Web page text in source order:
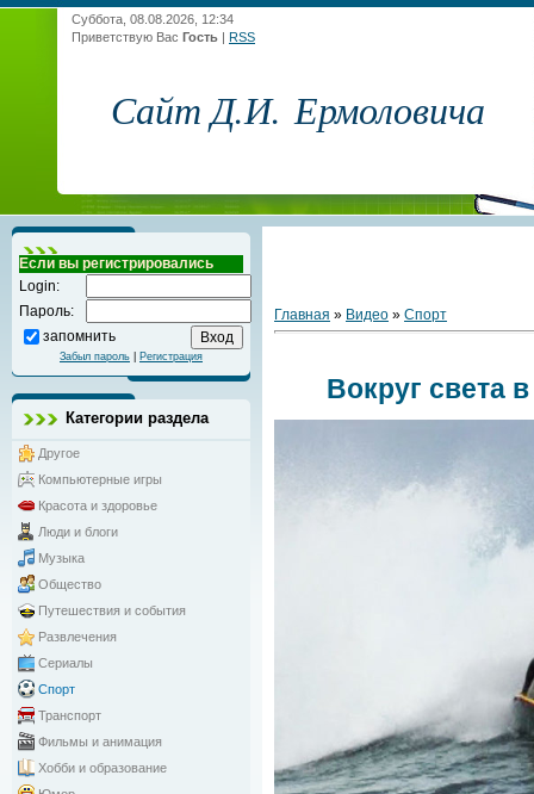
Суббота, 08.08.2026, 12:34
Приветствую Вас Гость | RSS
Сайт Д.И. Ермоловича
Если вы регистрировались
Login:
Пароль:
запомнить
Забыл пароль Регистрация
Категории раздела
Другое
Компьютерные игры
Красота и здоровье
Люди и блоги
Музыка
Общество
Путешествия и события
Развлечения
Сериалы
Спорт
Транспорт
Фильмы и анимация
Хобби и образование
Главная » Видео » Спорт
Вокруг света